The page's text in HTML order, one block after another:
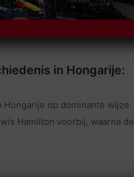
in Hongarije:
Hongarije op dominante wijze
Hamilton voorbij, waarna de